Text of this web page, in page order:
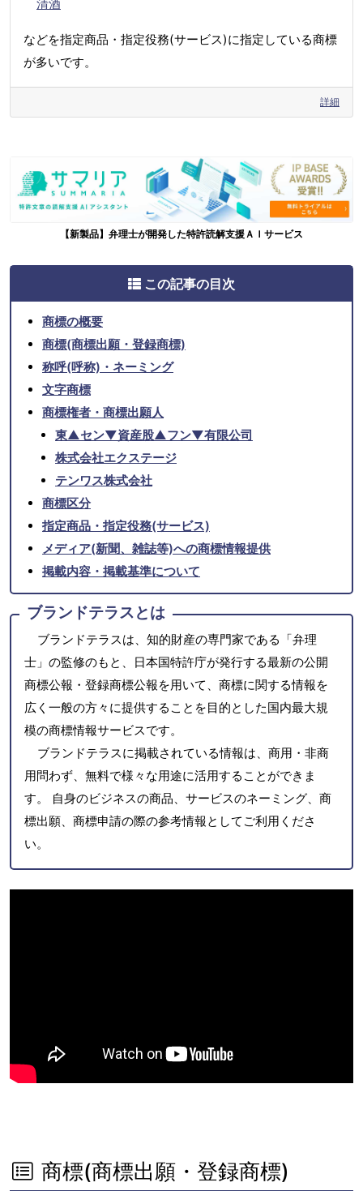
清酒
などを指定商品・指定役務(サービス)に指定している商標
が多いです。
詳細
【新製品】弁理士が開発した特許読解支援ＡＩサービス
この記事の目次
商標の概要
商標(商標出願・登録商標)
称呼(呼称)・ネーミング
文字商標
商標権者・商標出願人
東▲セン▼資産股▲フン▼有限公司
株式会社エクステージ
テンワス株式会社
商標区分
指定商品・指定役務(サービス)
メディア(新聞、雑誌等)への商標情報提供
掲載内容・掲載基準について
ブランドテラスとは
ブランドテラスは、知的財産の専門家である「弁理
士」の監修のもと、日本国特許庁が発行する最新の公開
商標公報・登録商標公報を用いて、商標に関する情報を
広く一般の方々に提供することを目的とした国内最大規
模の商標情報サービスです。
ブランドテラスに掲載されている情報は、商用・非商
用問わず、無料で様々な用途に活用することができま
す。 自身のビジネスの商品、サービスのネーミング、商
標出願、商標申請の際の参考情報としてご利用くださ
い。
商標(商標出願・登録商標)